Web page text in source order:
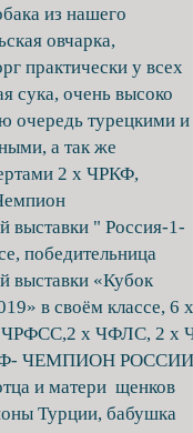
из нашего
овчарка,
практически у всех
сука, очень высоко
очередь турецкими и
а так же
2 х ЧРКФ,
выставки " Россия-1-
победительница
выставки «Кубок
в своём классе, 6 х
х ЧФЛС, 2 х Ч
ЧЕМПИОН РОССИИ.
и матери щенков
Турции, бабушка